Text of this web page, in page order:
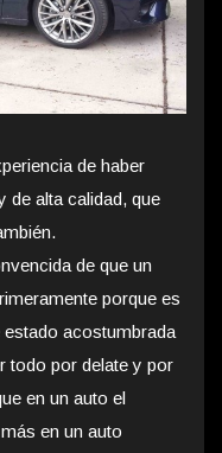
de haber
de alta calidad, que
de que un
porque es
acostumbrada
todo por delate y por
en un auto el
en un auto